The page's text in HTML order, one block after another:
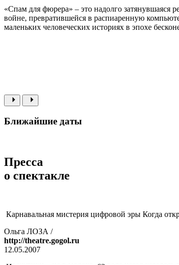
«Спам для фюрера» – это надолго затянувшаяся
войне, превратившейся в распиаренную
маленьких человеческих историях в эпохе
Ближайшие даты
Пресса
о спектакле
Карнавальная мистерия цифровой эры Когда
Ольга ЛОЗА /
http://theatre.gogol.ru
12.05.2007